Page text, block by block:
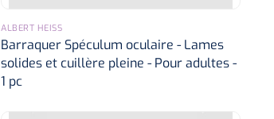
ALBERT HEISS
Barraquer Spéculum oculaire - Lames
solides et cuillère pleine - Pour adultes -
1 pc